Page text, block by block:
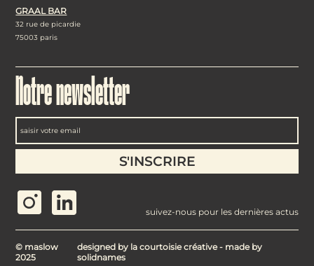
GRAAL BAR
32 rue de picardie
75003 paris
Notre newsletter
suivez-nous pour les dernières actus
© maslow
2025
designed by la courtoisie créative- made by
solidnames